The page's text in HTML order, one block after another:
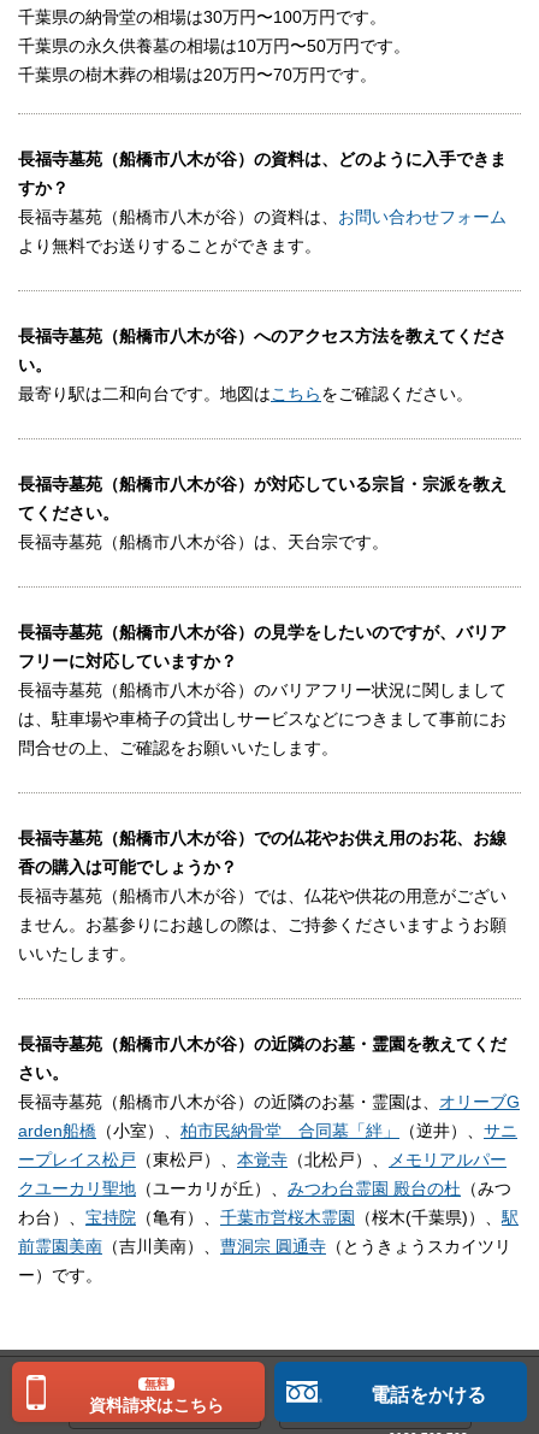
千葉県の納骨堂の相場は30万円〜100万円です。
千葉県の永久供養墓の相場は10万円〜50万円です。
千葉県の樹木葬の相場は20万円〜70万円です。
長福寺墓苑（船橋市八木が谷）の資料は、どのように入手できま
すか？
長福寺墓苑（船橋市八木が谷）の資料は、 お問い合わせフォーム
より無料でお送りすることができます。
長福寺墓苑（船橋市八木が谷）へのアクセス方法を教えてくださ
い。
最寄り駅は二和向台です。地図はこちらをご確認ください。
長福寺墓苑（船橋市八木が谷）が対応している宗旨・宗派を教え
てください。
長福寺墓苑（船橋市八木が谷）は、天台宗です。
長福寺墓苑（船橋市八木が谷）の見学をしたいのですが、バリア
フリーに対応していますか？
長福寺墓苑（船橋市八木が谷）のバリアフリー状況に関しまして
は、駐車場や車椅子の貸出しサービスなどにつきまして事前にお
問合せの上、ご確認をお願いいたします。
長福寺墓苑（船橋市八木が谷）での仏花やお供え用のお花、お線
香の購入は可能でしょうか？
長福寺墓苑（船橋市八木が谷）では、仏花や供花の用意がござい
ません。お墓参りにお越しの際は、ご持参くださいますようお願
いいたします。
長福寺墓苑（船橋市八木が谷）の近隣のお墓・霊園を教えてくだ
さい。
長福寺墓苑（船橋市八木が谷）の近隣のお墓・霊園は、 オリーブG
arden船橋 （小室）、 柏市民納骨堂 合同墓「絆」 （逆井）、 サニ
ープレイス松戸 （東松戸）、 本覚寺 （北松戸）、
メモリアルパー
クユーカリ聖地 （ユーカリが丘）、 みつわ台霊園 殿台の杜 （みつ
わ台）、 宝持院 （亀有）、 千葉市営桜木霊園 （桜木(千葉県)）、駅
前霊園美南 （吉川美南）、 曹洞宗 圓通寺 （とうきょうスカイツリ
ー）です。
無料
資料請求はこちら 電話をかける
LINEで送る メールで送る